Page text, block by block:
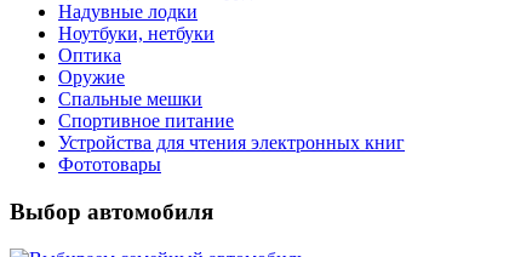
Надувные лодки
Ноутбуки, нетбуки
Оптика
Оружие
Спальные мешки
Спортивное питание
Устройства для чтения электронных книг
Фототовары
Выбор автомобиля